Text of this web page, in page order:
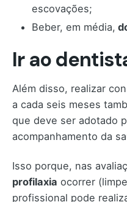
escovações;
Beber, em média,
Ir ao
Além disso, realizar
a cada seis meses
que deve ser adotado
acompanhamento da
Isso porque, nas
profilaxia ocorrer
profissional pode